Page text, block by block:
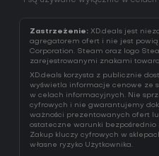
Zastrzeżenie: XD.deals jest
agregatorem ofert i nie jest
Corporation. Steam oraz logo
zarejestrowanymi znakami
XD.deals korzysta z publicznie
wyświetla informacje cenowe ze
w celach informacyjnych. Nie
cyfrowych i nie gwarantujemy
ważności prezentowanych ofert
ostateczne warunki
Zakup kluczy cyfrowych w
własne ryzyko Użytkownika.